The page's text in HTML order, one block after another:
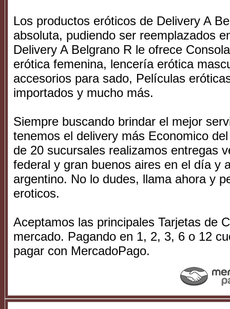
Los productos eróticos de Delivery A
absoluta, pudiendo ser reemplazados
Delivery A Belgrano R le ofrece
erótica femenina, lencería erótica
accesorios para sado, Películas
importados y mucho más.
Siempre buscando brindar el mejor
tenemos el delivery más Economico
de 20 sucursales realizamos entregas
federal y gran buenos aires en el día y
argentino. No lo dudes, llama ahora y
eroticos.
Aceptamos las principales Tarjetas de
mercado. Pagando en 1, 2, 3, 6 o 12
pagar con MercadoPago.